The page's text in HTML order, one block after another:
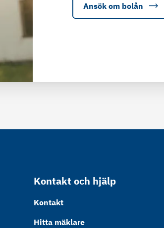
Ansök om bolån
Kontakt och hjälp
Kontakt
Hitta mäklare